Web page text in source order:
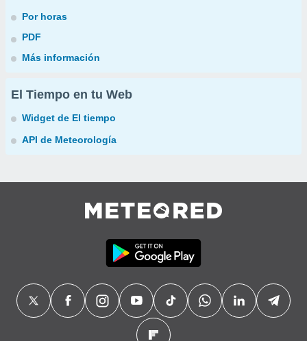
Por horas
PDF
Más información
El Tiempo en tu Web
Widget de El tiempo
API de Meteorología